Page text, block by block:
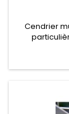
Cendrier